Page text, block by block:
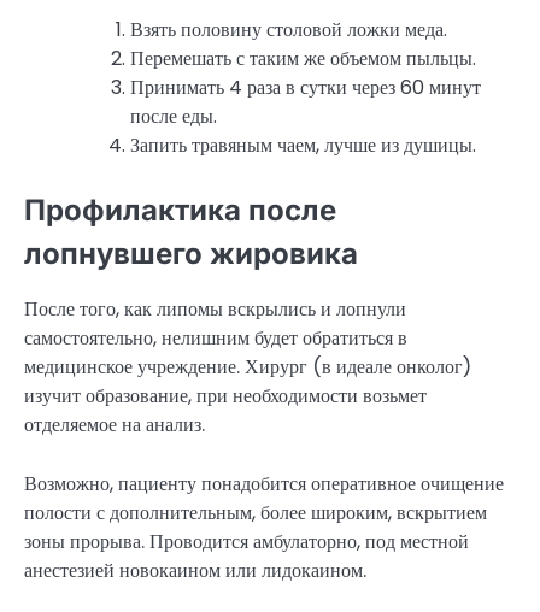
Взять половину столовой ложки меда.
Перемешать с таким же объемом пыльцы.
Принимать 4 раза в сутки через 60 минут
после еды.
Запить травяным чаем, лучше из душицы.
Профилактика после
лопнувшего жировика
После того, как липомы вскрылись и лопнули
самостоятельно, нелишним будет обратиться в
медицинское учреждение. Хирург (в идеале онколог)
изучит образование, при необходимости возьмет
отделяемое на анализ.
Возможно, пациенту понадобится оперативное очищение
полости с дополнительным, более широким, вскрытием
зоны прорыва. Проводится амбулаторно, под местной
анестезией новокаином или лидокаином.